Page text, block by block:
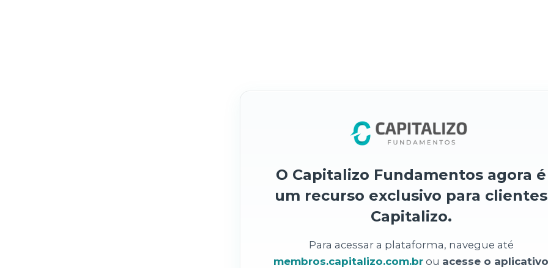
O Capitalizo Fundamentos agora é
um recurso exclusivo para clientes
Capitalizo.
Para acessar a plataforma, navegue até
membros.capitalizo.com.br ou acesse o aplicativo